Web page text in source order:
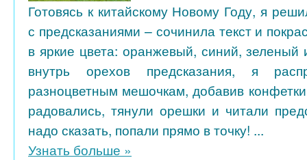
Готовясь к китайскому Новому Году, я
с предсказаниями – сочинила текст и
в яркие цвета: оранжевый, синий,
внутрь орехов предсказания, я
разноцветным мешочкам, добавив
радовались, тянули орешки и читали
надо сказать, попали прямо в точку! ...
Узнать больше »